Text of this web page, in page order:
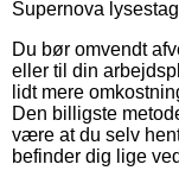
Supernova
Du bør omvendt
eller til din
lidt mere
Den billigste
være at du selv
befinder dig lige